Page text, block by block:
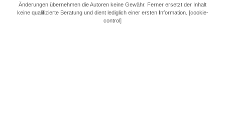
Änderungen übernehmen die Autoren keine Gewähr. Ferner ersetzt der Inhalt
keine qualifizierte Beratung und dient lediglich einer ersten Information. [cookie-
control]